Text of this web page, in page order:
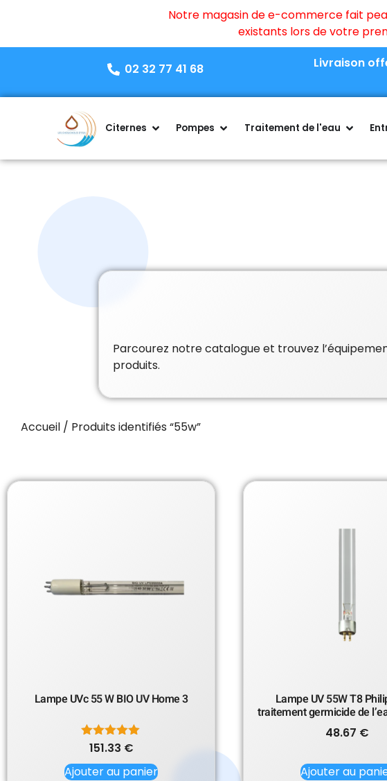
Notre magasin de e-commerce fait
existants lors de votre
02 32 77 41 68 Livraison
Citernes Pompes Traitement de l'eau
Parcourez notre catalogue et trouvez
produits.
Accueil / Produits identifiés “55w”
Lampe UVc 55 W BIO UV Home 3
Note
sur 5
151.33 €
Ajouter au panier
Lampe UV 55W T8
traitement germicide de
48.67 €
Ajouter au